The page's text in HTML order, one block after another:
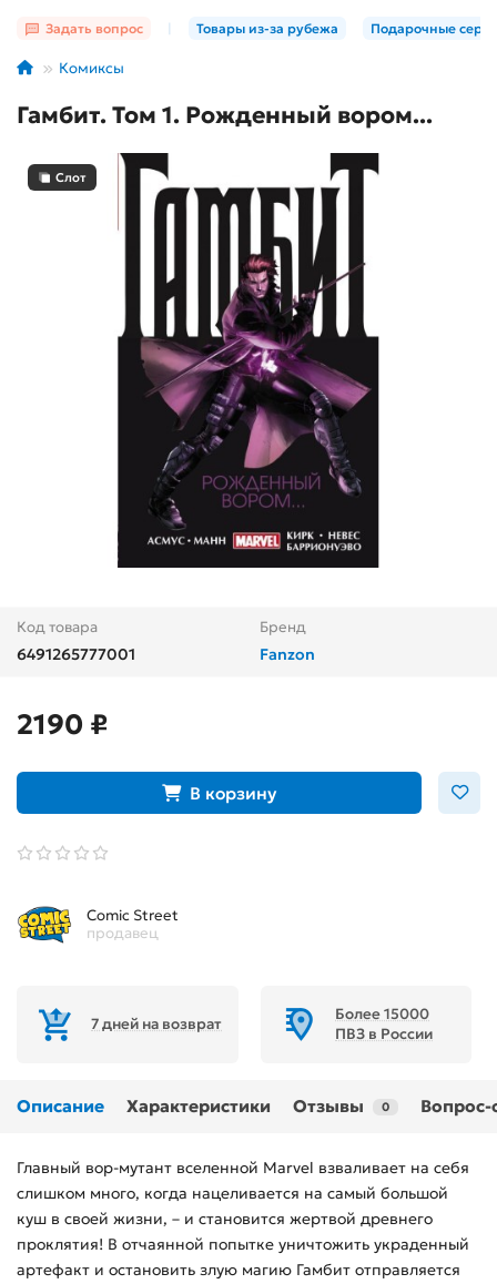
Задать вопрос Товары из-за рубежа Подарочные
Комиксы
Гамбит. Том 1. Рожденный вором...
Слот
Код товара
6491265777001
Бренд
Fanzon
2190 ₽
В корзину
Comic Street
продавец
7 дней на возврат
Более 15000
ПВЗ в России
Описание Характеристики Отзывы 0 Вопрос-
Главный вор-мутант вселенной Marvel взваливает на себя
слишком много, когда нацеливается на самый большой
куш в своей жизни, – и становится жертвой древнего
проклятия! В отчаянной попытке уничтожить украденный
артефакт и остановить злую магию Гамбит отправляется